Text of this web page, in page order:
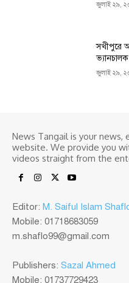
জুলাই ২৯,
সখীপুরে
জুলাই ২৯,
News Tangail is your news,
website. We provide you
videos straight from the
Editor: M. Saiful Islam
Mobile: 01718683059
m.shaflo99@gmail.com
Publishers: Sazal Ahmed
Mobile: 01737729423